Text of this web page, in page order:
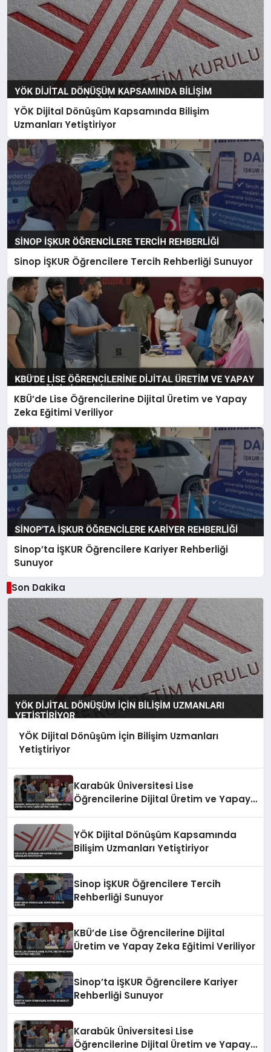
YÖK Dijital Dönüşüm Kapsamında Bilişim
Uzmanları Yetiştiriyor
Sinop İŞKUR Öğrencilere Tercih Rehberliği Sunuyor
KBÜ’de Lise Öğrencilerine Dijital Üretim ve Yapay
Zeka Eğitimi Veriliyor
Sinop’ta İŞKUR Öğrencilere Kariyer Rehberliği
Sunuyor
Son Dakika
YÖK Dijital Dönüşüm İçin Bilişim Uzmanları
Yetiştiriyor
Karabük Üniversitesi Lise
Öğrencilerine Dijital Üretim ve Yapay
YÖK Dijital Dönüşüm Kapsamında
Bilişim Uzmanları Yetiştiriyor
Sinop İŞKUR Öğrencilere Tercih
Rehberliği Sunuyor
KBÜ’de Lise Öğrencilerine Dijital
Üretim ve Yapay Zeka Eğitimi Veriliyor
Sinop’ta İŞKUR Öğrencilere Kariyer
Rehberliği Sunuyor
Karabük Üniversitesi Lise
Öğrencilerine Dijital Üretim ve Yapay